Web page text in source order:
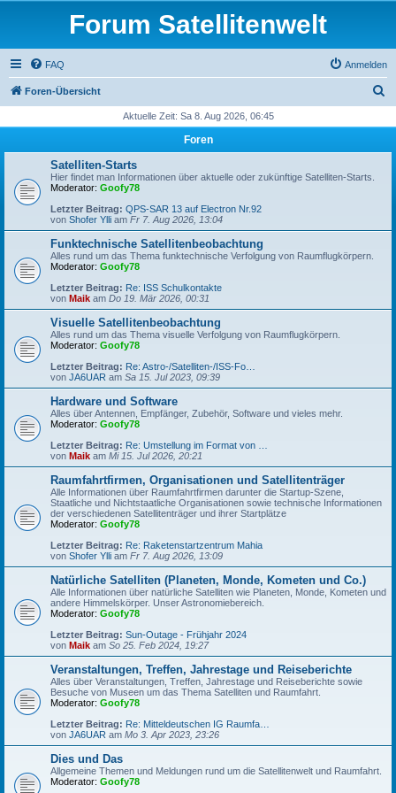
Forum Satellitenwelt
FAQ Anmelden
Foren-Übersicht
h
Aktuelle Zeit: Sa 8. Aug 2026, 06:45
Foren
Satelliten-Starts
Hier findet man Informationen über aktuelle oder zukünftige Satelliten-Starts.
Moderator: Goofy78
Letzter Beitrag: QPS-SAR 13 auf Electron Nr.92
von Shofer Ylli am Fr 7. Aug 2026, 13:04
Funktechnische Satellitenbeobachtung
Alles rund um das Thema funktechnische Verfolgung von Raumflugkörpern.
Moderator: Goofy78
Letzter Beitrag: Re: ISS Schulkontakte
von Maik am Do 19. Mär 2026, 00:31
Visuelle Satellitenbeobachtung
Alles rund um das Thema visuelle Verfolgung von Raumflugkörpern.
Moderator: Goofy78
Letzter Beitrag: Re: Astro-/Satelliten-/ISS-Fo…
von JA6UAR am Sa 15. Jul 2023, 09:39
Hardware und Software
Alles über Antennen, Empfänger, Zubehör, Software und vieles mehr.
Moderator: Goofy78
Letzter Beitrag: Re: Umstellung im Format von …
von Maik am Mi 15. Jul 2026, 20:21
Raumfahrtfirmen, Organisationen und Satellitenträger
Alle Informationen über Raumfahrtfirmen darunter die Startup-Szene,
Staatliche und Nichtstaatliche Organisationen sowie technische Informationen
der verschiedenen Satellitenträger und ihrer Startplätze
Moderator: Goofy78
Letzter Beitrag: Re: Raketenstartzentrum Mahia
von Shofer Ylli am Fr 7. Aug 2026, 13:09
Natürliche Satelliten (Planeten, Monde, Kometen und Co.)
Alle Informationen über natürliche Satelliten wie Planeten, Monde, Kometen und
andere Himmelskörper. Unser Astronomiebereich.
Moderator: Goofy78
Letzter Beitrag: Sun-Outage - Frühjahr 2024
von Maik am So 25. Feb 2024, 19:27
Veranstaltungen, Treffen, Jahrestage und Reiseberichte
Alles über Veranstaltungen, Treffen, Jahrestage und Reiseberichte sowie
Besuche von Museen um das Thema Satelliten und Raumfahrt.
Moderator: Goofy78
Letzter Beitrag: Re: Mitteldeutschen IG Raumfa…
von JA6UAR am Mo 3. Apr 2023, 23:26
Dies und Das
Allgemeine Themen und Meldungen rund um die Satellitenwelt und Raumfahrt.
Moderator: Goofy78